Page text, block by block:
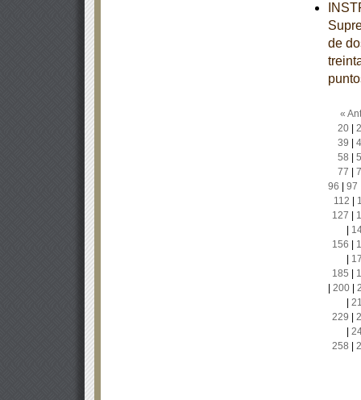
de
«
20|
39
58
77
96
97
112
127
156
185
200|
229
258